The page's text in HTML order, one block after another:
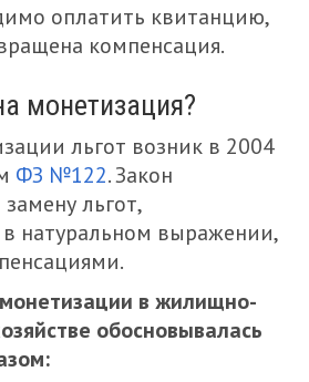
оплатить квитанцию,
компенсация.
монетизация?
льгот возник в 2004
ФЗ №122. Закон
льгот,
натуральном выражении,
в жилищно-
обосновывалась